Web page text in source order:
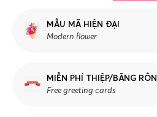
MẪU MÃ HIỆN ĐẠI
Modern flower
MIỄN PHÍ THIỆP/BĂNG RÔN
Free greeting cards